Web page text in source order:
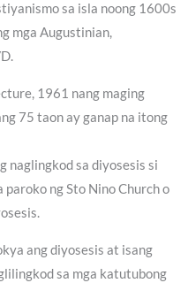
sa isla noong 1600s
mga Augustinian,
1961 nang maging
75 taon ay ganap na itong
naglingkod sa diyosesis si
ng Sto Nino Church o
ang diyosesis at isang
sa mga katutubong